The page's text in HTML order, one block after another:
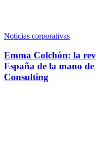
Noticias corporativas
Emma Colchón: la
España de la mano
Consulting